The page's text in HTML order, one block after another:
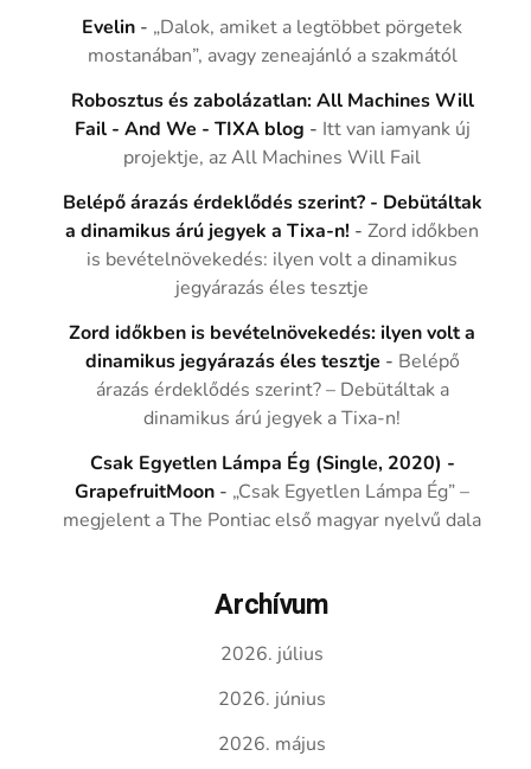
Evelin - „Dalok, amiket a legtöbbet pörgetek
mostanában”, avagy zeneajánló a szakmától
Robosztus és zabolázatlan: All Machines Will
Fail - And We - TIXA blog - Itt van iamyank új
projektje, az All Machines Will Fail
Belépő árazás érdeklődés szerint? - Debütáltak
a dinamikus árú jegyek a Tixa-n! -Zord időkben
is bevételnövekedés: ilyen volt a dinamikus
jegyárazás éles tesztje
Zord időkben is bevételnövekedés: ilyen volt a
dinamikus jegyárazás éles tesztje - Belépő
árazás érdeklődés szerint? – Debütáltak a
dinamikus árú jegyek a Tixa-n!
Csak Egyetlen Lámpa Ég (Single, 2020) -
GrapefruitMoon - „Csak Egyetlen Lámpa Ég” –
megjelent a The Pontiac első magyar nyelvű dala
Archívum
2026. július
2026. június
2026. május